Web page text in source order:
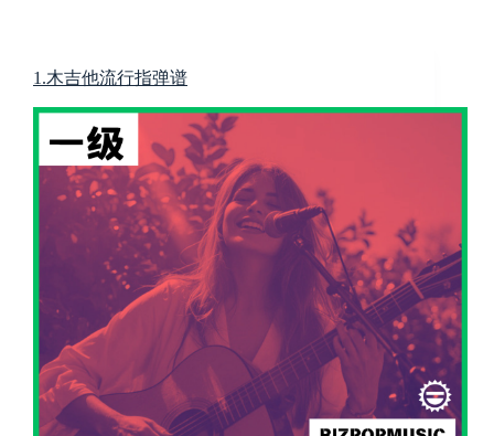
1.木吉他流行指弹谱